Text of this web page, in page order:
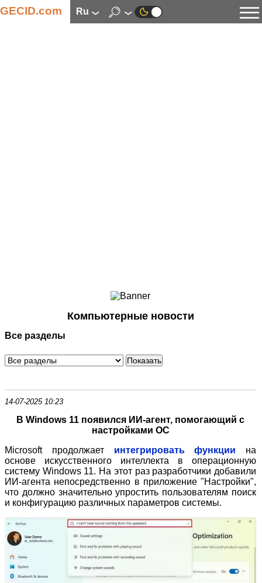
GECID.com ru
Смартфоны
Периферия
Программное обеспечение
Компьютерные новости
Все разделы
14-07-2025 10:23
В Windows 11 появился ИИ-агент, помогающий с
настройками ОС
Microsoft продолжает интегрировать функции на
основе искусственного интеллекта в операционную
систему Windows 11. На этот раз разработчики добавили
ИИ-агента непосредственно в приложение "Настройки",
что должно значительно упростить пользователям поиск
и конфигурацию различных параметров системы.